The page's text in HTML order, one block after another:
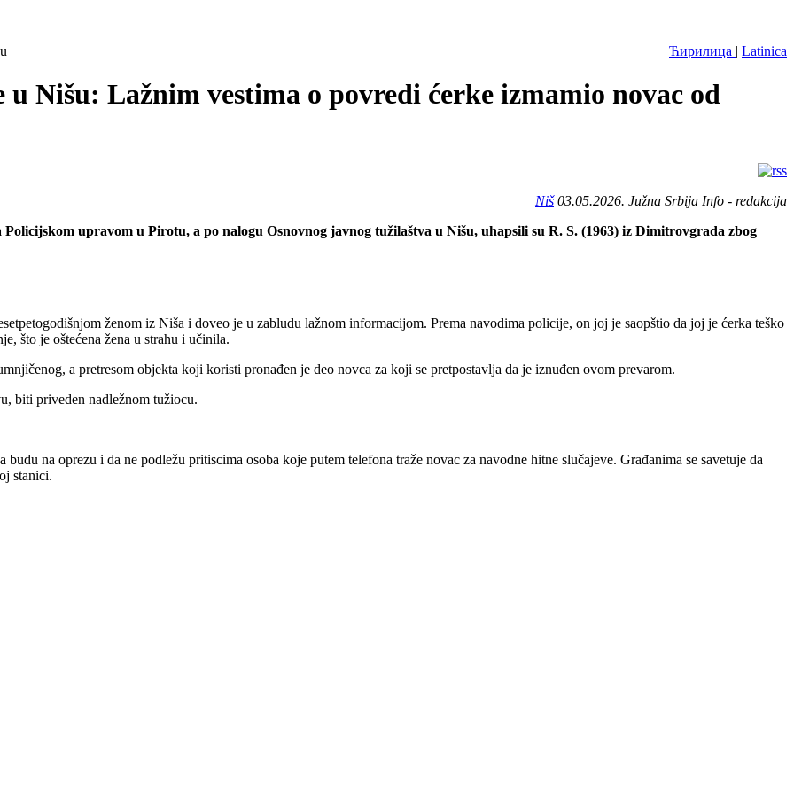
Ћирилица | Latinica
u Nišu: Lažnim vestima o povredi ćerke izmamio novac od
Niš03.05.2026. Južna Srbija Info - redakcija
upravom u Pirotu, a po nalogu Osnovnog javnog tužilaštva u Nišu, uhapsili su R. S. (1963) iz Dimitrovgrada zbog
ženom iz Niša i doveo je u zabludu lažnom informacijom. Prema navodima policije, on joj je saopštio da joj je ćerka teško
što je oštećena žena u strahu i učinila.
a pretresom objekta koji koristi pronađen je deo novca za koji se pretpostavlja da je iznuđen ovom prevarom.
biti priveden nadležnom tužiocu.
na oprezu i da ne podležu pritiscima osoba koje putem telefona traže novac za navodne hitne slučajeve. Građanima se savetuje da
stanici.